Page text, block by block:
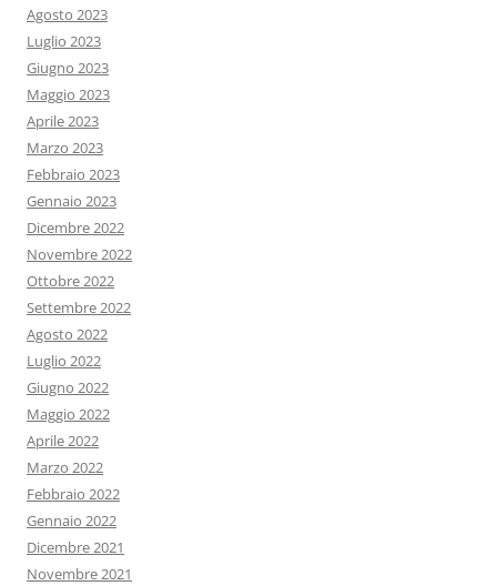
Agosto 2023
Luglio 2023
Giugno 2023
Maggio 2023
Aprile 2023
Marzo 2023
Febbraio 2023
Gennaio 2023
Dicembre 2022
Novembre 2022
Ottobre 2022
Settembre 2022
Agosto 2022
Luglio 2022
Giugno 2022
Maggio 2022
Aprile 2022
Marzo 2022
Febbraio 2022
Gennaio 2022
Dicembre 2021
Novembre 2021